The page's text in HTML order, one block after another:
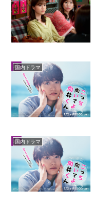
国内ドラマ
国内ドラマ